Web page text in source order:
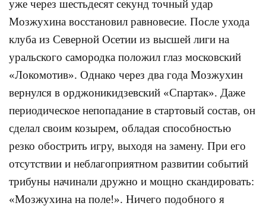
уже через шестьдесят секунд точный удар
Мозжухина восстановил равновесие. После ухода
клуба из Северной Осетии из высшей лиги на
уральского самородка положил глаз московский
«Локомотив». Однако через два года Мозжухин
вернулся в орджоникидзевский «Спартак». Даже
периодическое непопадание в стартовый состав, он
сделал своим козырем, обладая способностью
резко обострить игру, выходя на замену. При его
отсутствии и неблагоприятном развитии событий
трибуны начинали дружно и мощно скандировать:
«Мозжухина на поле!». Ничего подобного я